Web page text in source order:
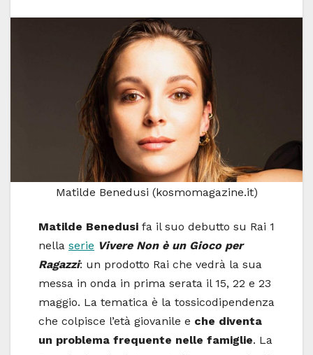
Matilde Benedusi (kosmomagazine.it)
Matilde Benedusi fa il suo debutto su Rai 1
nella serie Vivere Non è un Gioco per
Ragazzi: un prodotto Rai che vedrà la sua
messa in onda in prima serata il 15, 22 e 23
maggio. La tematica è la tossicodipendenza
che colpisce l’età giovanile e che diventa
un problema frequente nelle famiglie. La